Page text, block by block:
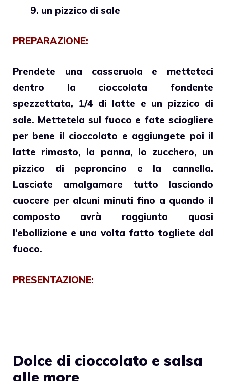
un pizzico di sale
PREPARAZIONE:
Prendete una casseruola e metteteci
dentro la cioccolata fondente
spezzettata, 1/4 di latte e un pizzico di
sale. Mettetela sul fuoco e fate sciogliere
per bene il cioccolato e aggiungete poi il
latte rimasto, la panna, lo zucchero, un
pizzico di peproncino e la cannella.
Lasciate amalgamare tutto lasciando
cuocere per alcuni minuti fino a quando il
composto avrà raggiunto quasi
l’ebollizione e una volta fatto togliete dal
fuoco.
PRESENTAZIONE:
Dolce di cioccolato e salsa
alle more